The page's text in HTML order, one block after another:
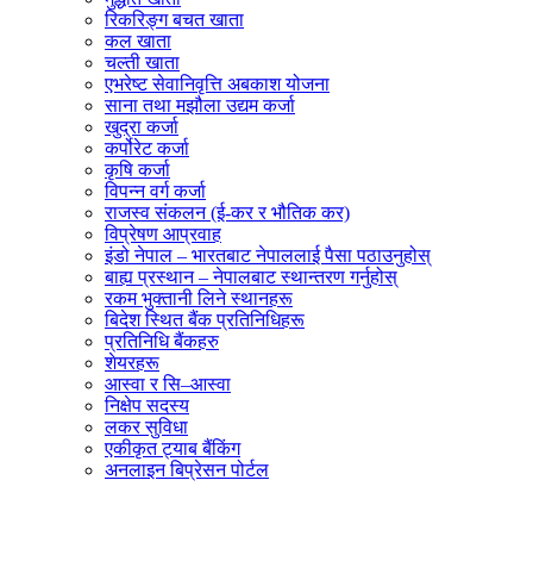
रिकरिङ्ग बचत खाता
कल खाता
चल्ती खाता
एभरेष्ट सेवानिवृत्ति अबकाश योजना
साना तथा मझौला उद्यम कर्जा
खुद्रा कर्जा
कर्पोरेट कर्जा
कृषि कर्जा
विपन्न वर्ग कर्जा
राजस्व संकलन (ई-कर र भौतिक कर)
विप्रेषण आप्रवाह
इंडो नेपाल – भारतबाट नेपाललाई पैसा पठाउनुहोस्
बाह्य प्रस्थान – नेपालबाट स्थान्तरण गर्नुहोस्
रकम भुक्तानी लिने स्थानहरू
बिदेश स्थित बैंक प्रतिनिधिहरू
प्रतिनिधि बैंकहरु
शेयरहरू
आस्वा र सि–आस्वा
निक्षेप सदस्य
लकर सुविधा
एकीकृत ट्याब बैंकिंग
अनलाइन बिप्रेसन पोर्टल